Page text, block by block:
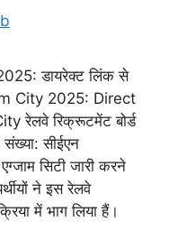
डायरेक्ट लिंक से
City 2025: Direct
रेलवे रिक्रूटमेंट बोर्ड
संख्या: सीईएन
सिटी जारी करने
ने इस रेलवे
में भाग लिया हैं।